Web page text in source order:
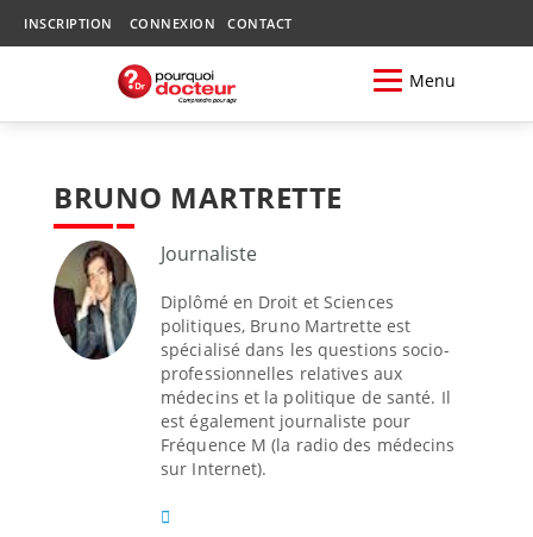
INSCRIPTION CONNEXION CONTACT
Menu
BRUNO MARTRETTE
Journaliste
Diplômé en Droit et Sciences
politiques, Bruno Martrette est
spécialisé dans les questions socio-
professionnelles relatives aux
médecins et la politique de santé. Il
est également journaliste pour
Fréquence M (la radio des médecins
sur Internet).